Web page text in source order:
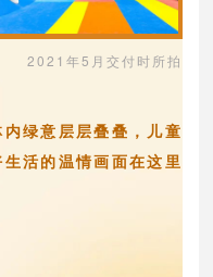
2021年5月交付时所拍
绿意层层叠叠，儿童
活的温情画面在这里